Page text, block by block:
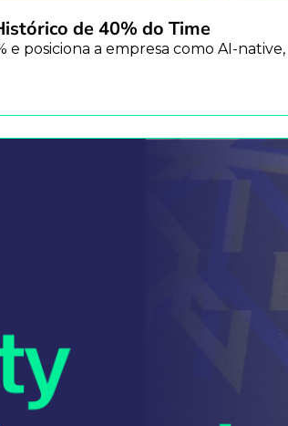
de 40% do Time
posiciona a empresa como AI-